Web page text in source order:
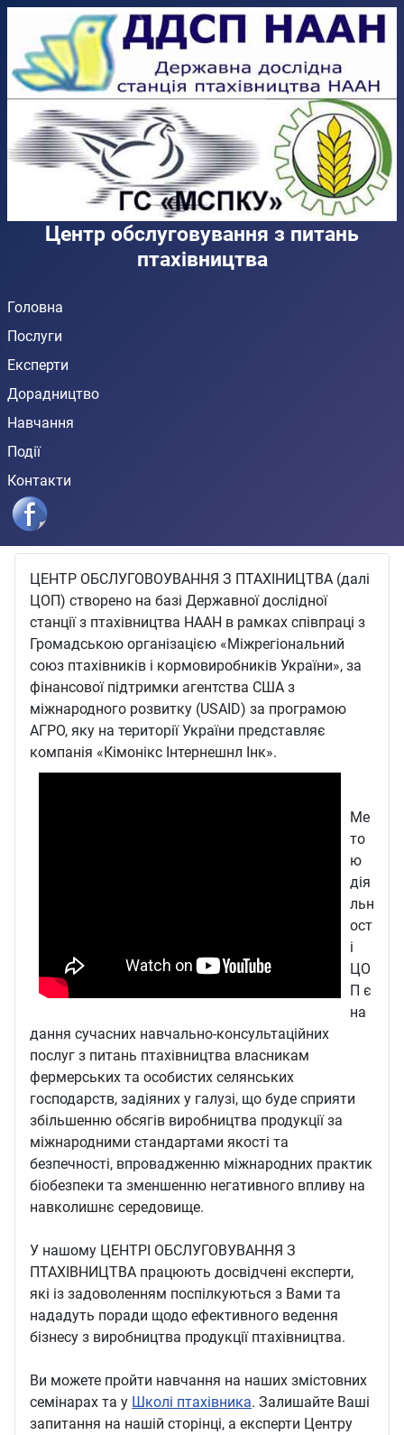
Центр обслуговування з питань
птахівництва
Головна
Послуги
Експерти
Дорадництво
Навчання
Події
Контакти
ЦЕНТР ОБСЛУГОВОУВАННЯ З ПТАХІНИЦТВА (далі
ЦОП) створено на базі Державної дослідної
станції з птахівництва НААН в рамках співпраці з
Громадською організацією «Міжрегіональний
союз птахівників і кормовиробників України», за
фінансової підтримки агентства США з
міжнародного розвитку (USAID) за програмою
АГРО, яку на території України представляє
компанія «Кімонікс Інтернешнл Інк».
Ме
то
ю
дія
льн
ост
і
ЦО
П є
на
дання сучасних навчально-консультаційних
послуг з питань птахівництва власникам
фермерських та особистих селянських
господарств, задіяних у галузі, що буде сприяти
збільшенню обсягів виробництва продукції за
міжнародними стандартами якості та
безпечності, впровадженню міжнародних практик
біобезпеки та зменшенню негативного впливу на
навколишнє середовище.
У нашому ЦЕНТРІ ОБСЛУГОВУВАННЯ З
ПТАХІВНИЦТВА працюють досвідчені експерти,
які із задоволенням поспілкуються з Вами та
нададуть поради щодо ефективного ведення
бізнесу з виробництва продукції птахівництва.
Ви можете пройти навчання на наших змістовних
семінарах та у Школі птахівника. Залишайте Ваші
запитання на нашій сторінці, а експерти Центру